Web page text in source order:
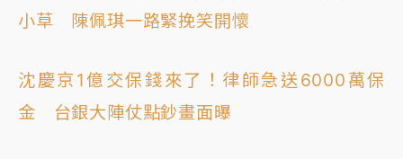
小草 陳佩琪一路緊挽笑開懷
沈慶京1億交保錢來了！律師急送6000萬保
金 台銀大陣仗點鈔畫面曝